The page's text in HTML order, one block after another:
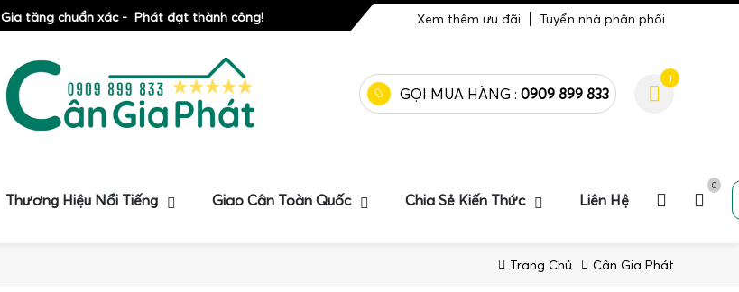
Gia tăng chuẩn xác - Phát đạt thành công! Xem thêm ưu đãi Tuyển nhà phân phối
GỌI MUA HÀNG : 0909 899 833
1
Thương Hiệu Nổi Tiếng Giao Cân Toàn Quốc Chia Sẻ Kiến Thức Liên Hệ
0
Trang Chủ Cân Gia Phát